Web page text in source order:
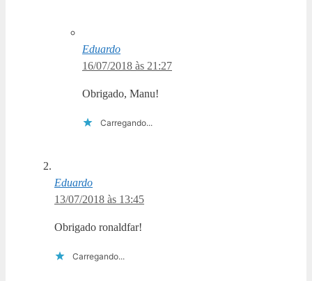
Eduardo
16/07/2018 às 21:27
Obrigado, Manu!
Carregando...
Eduardo
13/07/2018 às 13:45
Obrigado ronaldfar!
Carregando...